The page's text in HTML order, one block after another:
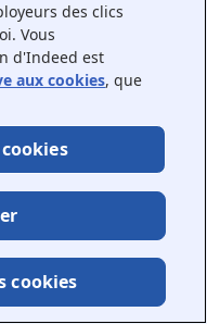
des clics
Vous
d'Indeed est
aux cookies, que
cookies